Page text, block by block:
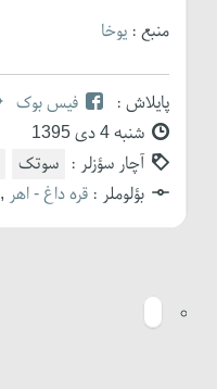
منبع : یوخا
پایلاش : فیس بوک
شنبه 4 دی 1395
آچار سؤزلر : سوتک
بؤلوملر : قره داغ - اهر ,